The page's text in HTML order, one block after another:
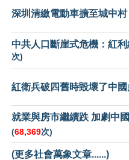
深圳清繳電動車擴至城中
中共人口斷崖式危機：紅
次)
紅衛兵破四舊時毀壞了中
就業與房市繼續跌 加劇中
(68,369次)
(更多社會萬象文章......)